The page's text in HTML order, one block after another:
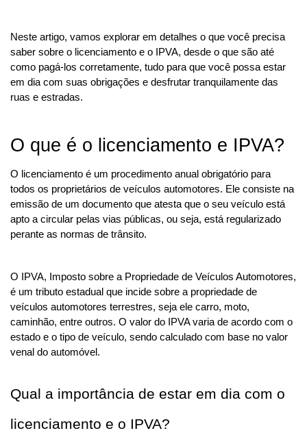
Neste artigo, vamos explorar em detalhes o que você precisa
saber sobre o licenciamento e o IPVA, desde o que são até
como pagá-los corretamente, tudo para que você possa estar
em dia com suas obrigações e desfrutar tranquilamente das
ruas e estradas.
O que é o licenciamento e IPVA?
O licenciamento é um procedimento anual obrigatório para
todos os proprietários de veículos automotores. Ele consiste na
emissão de um documento que atesta que o seu veículo está
apto a circular pelas vias públicas, ou seja, está regularizado
perante as normas de trânsito.
O IPVA, Imposto sobre a Propriedade de Veículos Automotores,
é um tributo estadual que incide sobre a propriedade de
veículos automotores terrestres, seja ele carro, moto,
caminhão, entre outros. O valor do IPVA varia de acordo com o
estado e o tipo de veículo, sendo calculado com base no valor
venal do automóvel.
Qual a importância de estar em dia com o
licenciamento e o IPVA?